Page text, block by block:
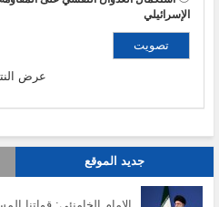
الإسرائيلي
عرض
جديد الموقع